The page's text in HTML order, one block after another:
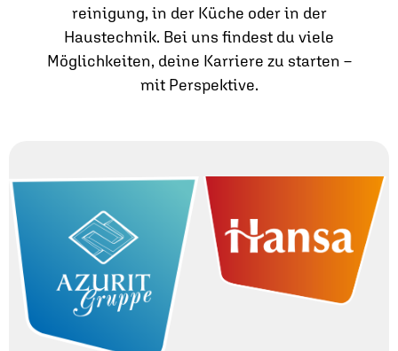
reinigung, in der Küche oder in der
Haustechnik. Bei uns findest du viele
Möglichkeiten, deine Karriere zu starten –
mit Perspektive.